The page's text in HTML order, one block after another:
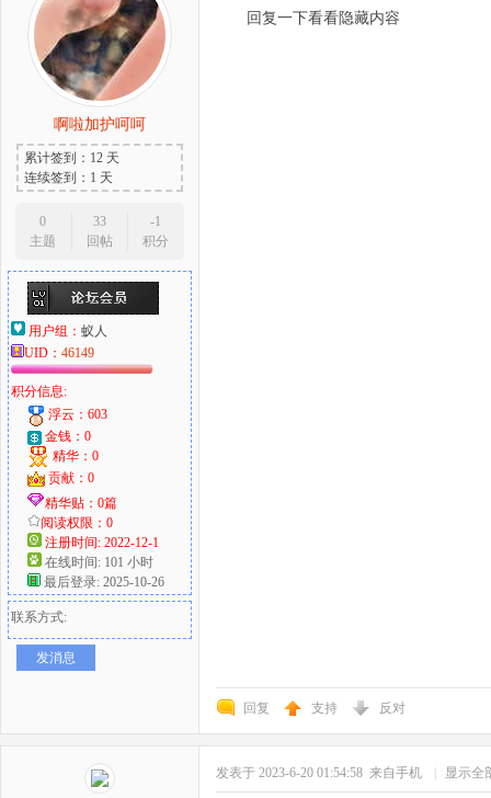
啊啦加护呵呵
累计签到：12 天
连续签到：1 天
0
主题
33
回帖
-1
积分
用户组： 蚁人
UID： 46149
积分信息:
浮云：603
金钱：0
精华：0
贡献：0
精华贴：0篇
阅读权限：0
注册时间: 2022-12-1
在线时间: 101 小时
最后登录: 2025-10-26
联系方式:
发消息
回复一下看看隐藏内容
回复 支持 反对
发表于 2023-6-20 01:54:58 来自手机 显示全